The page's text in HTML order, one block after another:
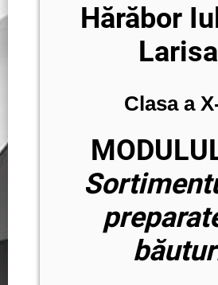
Hărăbor
Larisa
Clasa a